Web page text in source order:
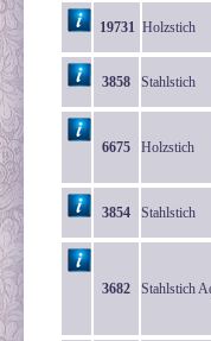
19731 Holzstich
3858 Stahlstich
6675 Holzstich
3854 Stahlstich
3682 Stahlstich